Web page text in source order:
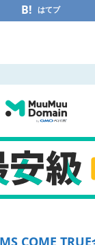
はてブ
COME